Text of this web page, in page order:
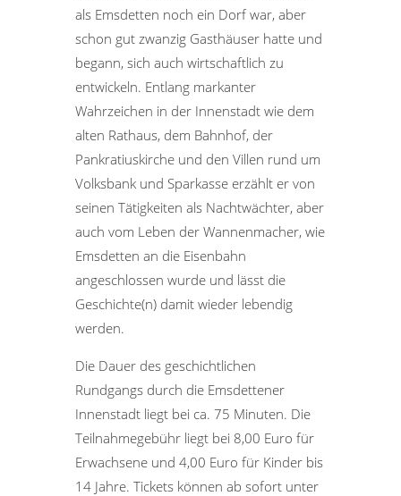
als Emsdetten noch ein Dorf war, aber
schon gut zwanzig Gasthäuser hatte und
begann, sich auch wirtschaftlich zu
entwickeln. Entlang markanter
Wahrzeichen in der Innenstadt wie dem
alten Rathaus, dem Bahnhof, der
Pankratiuskirche und den Villen rund um
Volksbank und Sparkasse erzählt er von
seinen Tätigkeiten als Nachtwächter, aber
auch vom Leben der Wannenmacher, wie
Emsdetten an die Eisenbahn
angeschlossen wurde und lässt die
Geschichte(n) damit wieder lebendig
werden.
Die Dauer des geschichtlichen
Rundgangs durch die Emsdettener
Innenstadt liegt bei ca. 75 Minuten. Die
Teilnahmegebühr liegt bei 8,00 Euro für
Erwachsene und 4,00 Euro für Kinder bis
14 Jahre. Tickets können ab sofort unter